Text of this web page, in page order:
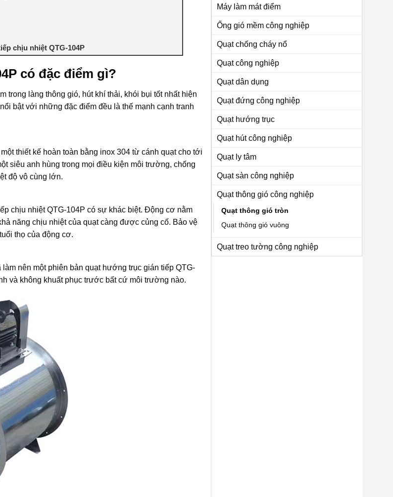
chịu nhiệt QTG-104P
có đặc điểm gì?
trong làng thông gió, hút khí thải, khói bụi tốt nhất hiện
bật với những đặc điểm đều là thế mạnh cạnh tranh
thiết kế hoàn toàn bằng inox 304 từ cánh quạt cho tới
siêu anh hùng trong mọi điều kiện môi trường, chống
độ vô cùng lớn.
chịu nhiệt QTG-104P có sự khác biệt. Động cơ nằm
năng chịu nhiệt của quạt càng được củng cố. Bảo vệ
thọ của động cơ.
nên một phiên bản quạt hướng trục gián tiếp QTG-
và không khuất phục trước bất cứ môi trường nào.
Máy làm mát điểm
Ống gió mềm công nghiệp
Quạt chống cháy nổ
Quạt công nghiệp
Quạt dân dụng
Quạt đứng công nghiệp
Quạt hướng trục
Quạt hút công nghiệp
Quạt ly tâm
Quạt sàn công nghiệp
Quạt thông gió công nghiệp
Quạt thông gió tròn
Quạt thông gió vuông
Quạt treo tường công nghiệp